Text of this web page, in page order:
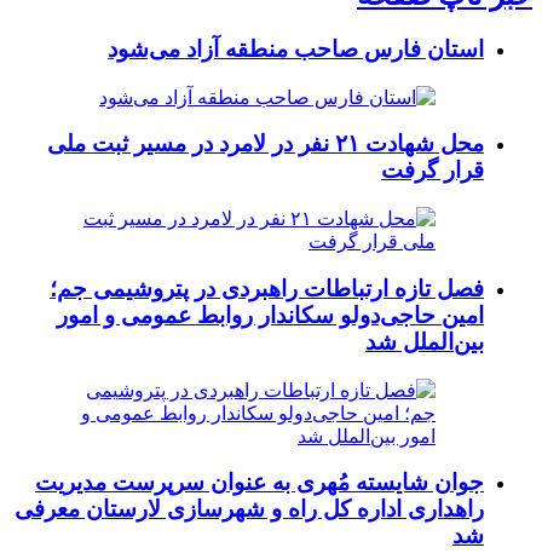
استان فارس صاحب منطقه آزاد می‌شود
محل شهادت ۲۱ نفر در لامرد در مسیر ثبت ملی
قرار گرفت
فصل تازه ارتباطات راهبردی در پتروشیمی جم؛
امین حاجی‌دولو سکاندار روابط عمومی و امور
بین‌الملل شد
جوان شایسته مُهری به عنوان سرپرست مدیریت
راهداری اداره کل راه و شهرسازی لارستان معرفی
شد